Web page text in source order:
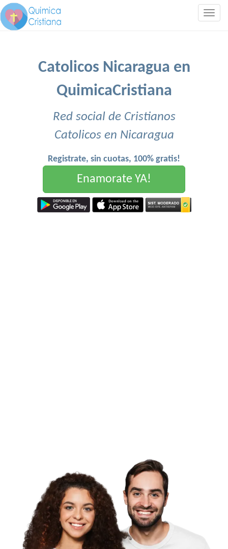
Catolicos Nicaragua en
QuimicaCristiana
Red social de Cristianos
Catolicos en Nicaragua
Registrate, sin cuotas, 100% gratis!
Enamorate YA!